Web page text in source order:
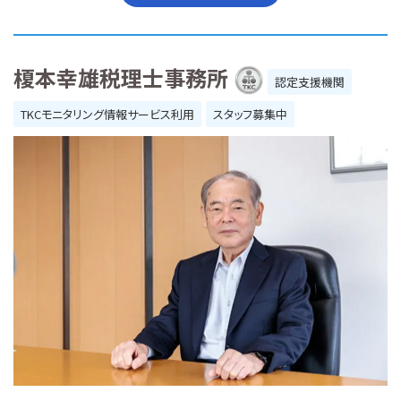
榎本幸雄税理士事務所
認定支援機関
TKCモニタリング情報サービス利用
スタッフ募集中